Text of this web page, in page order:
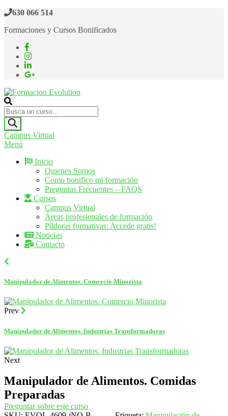
Saltar
contenido
630 066 514
Formaciones y Cursos Bonificados
Formacion Evolution
Cursos de formación continua
Búsqueda
de
productos
Campus Virtual
Menú
Inicio
Quienes Somos
Como bonifico mi formación
Preguntas Frecuentes – FAQS
Cursos
Campus Virtual
Áreas profesionales de formación
Píldoras formativas: Accede gratis!
Noticias
Contacto
Manipulador de Alimentos. Comercio Minorista
Prev
Manipulador de Alimentos. Industrias Transformadoras
Next
Manipulador de Alimentos. Comidas
Preparadas
Preguntar sobre este curso